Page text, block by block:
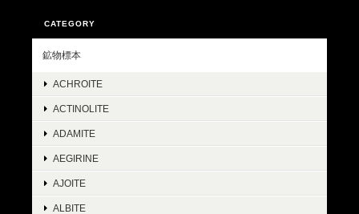
CATEGORY
鉱物標本
ACHROITE
ACTINOLITE
ADAMITE
AEGIRINE
AJOITE
ALBITE